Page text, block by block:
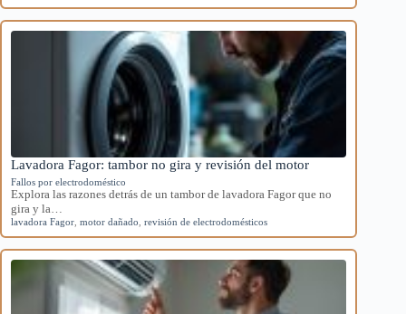
Lavadora Fagor: tambor no gira y revisión del motor
Fallos por electrodoméstico
Explora las razones detrás de un tambor de lavadora Fagor que no
gira y la…
lavadora Fagor motor dañado revisión de electrodomésticos